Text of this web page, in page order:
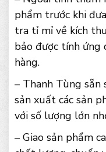
phẩm trước khi
tra tỉ mỉ về kích
bảo được tính ứng
hàng.
– Thanh Tùng
sản xuất các sản
với số lượng lớn
– Giao sản phẩm